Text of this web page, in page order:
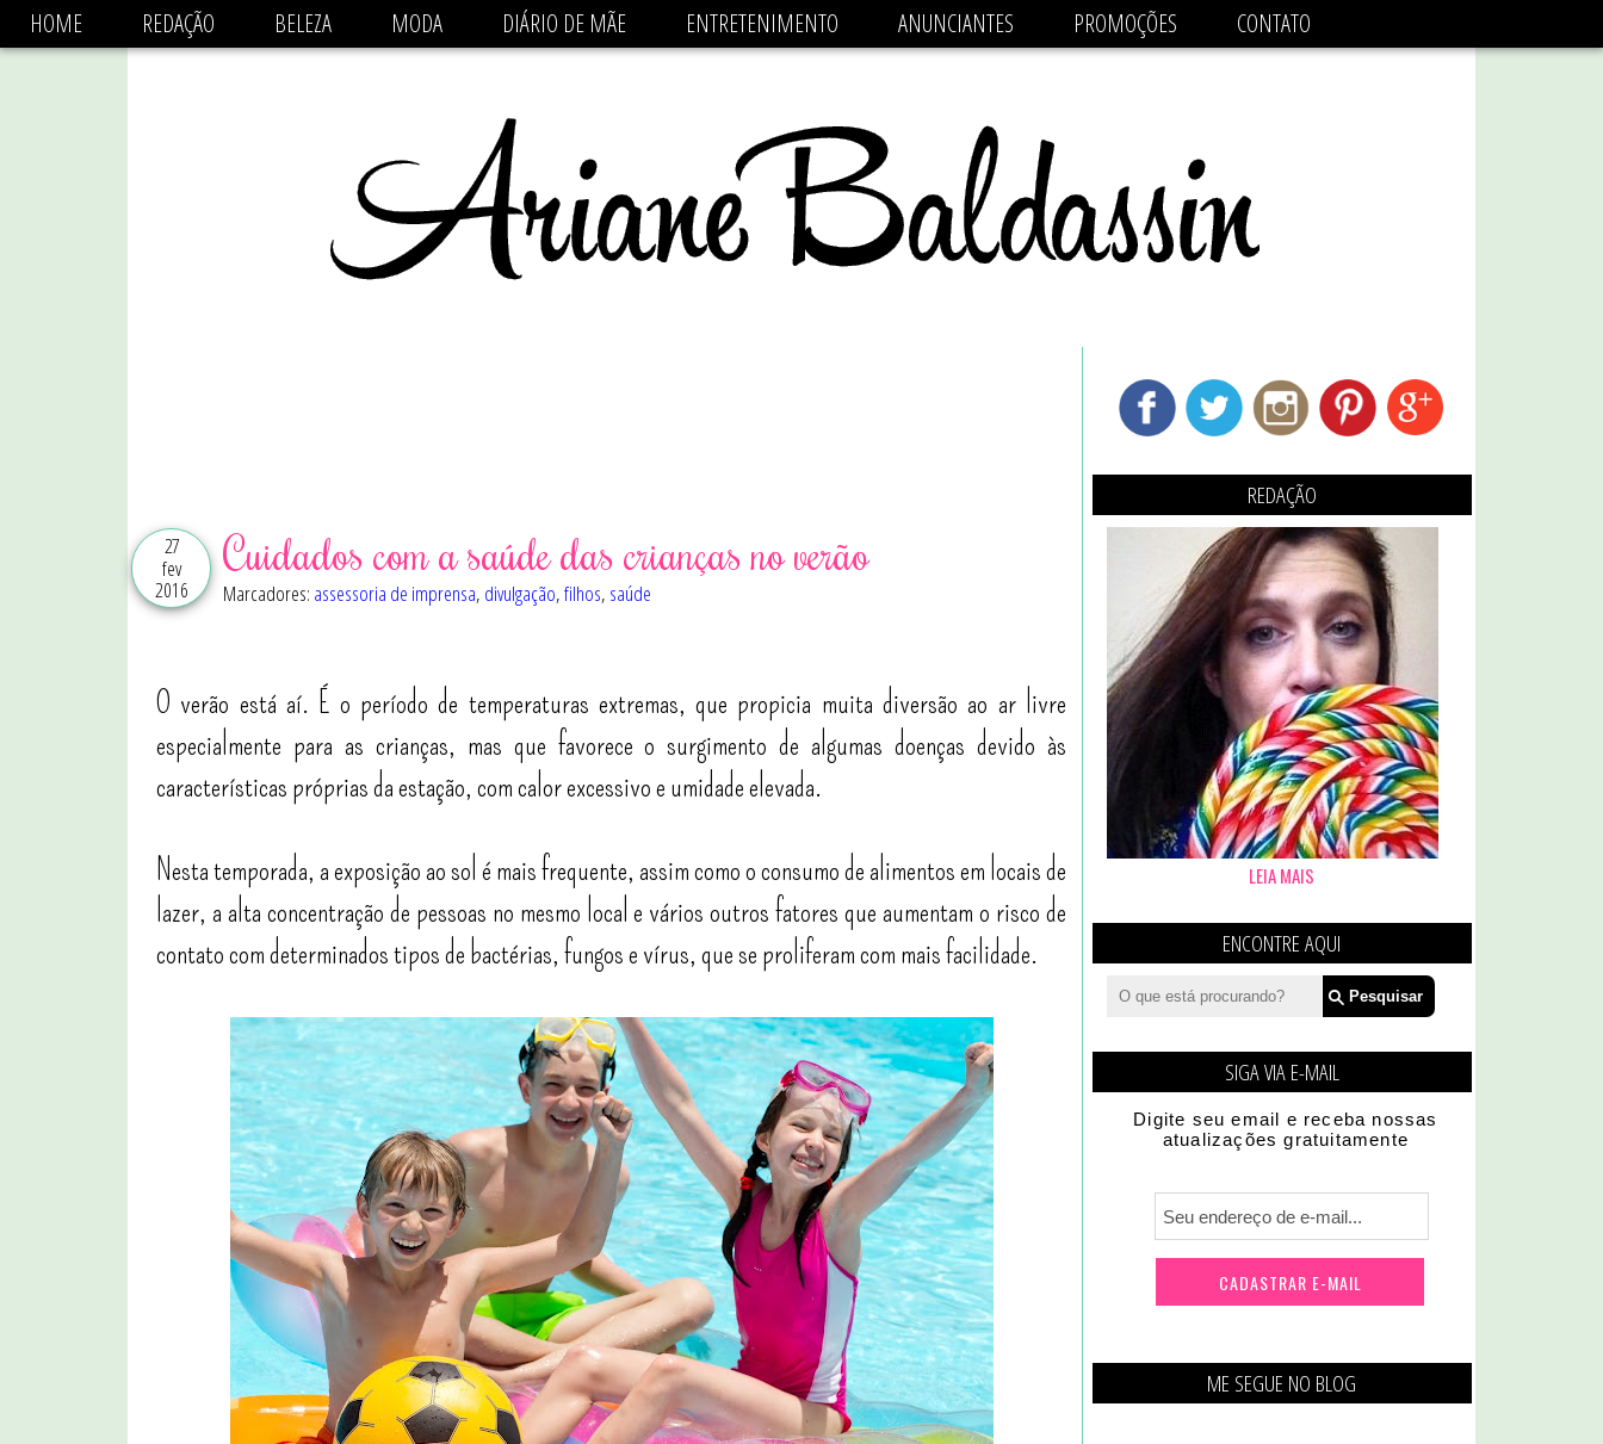
async='async' data-ad-client='ca-pub-1470782825684808' src='https://pagead2.googlesyndication.com/pagead/js/adsbygoogle.js'/>
HOME REDAÇÃO BELEZA MODA DIÁRIO DE MÃE ENTRETENIMENTO ANUNCIANTES PROMOÇÕES CONTATO
27
fev
2016
Cuidados com a saúde das crianças no verão
Marcadores: assessoria de imprensa, divulgação,filhos, saúde
O verão está aí. É o período de temperaturas extremas, que propicia muita diversão ao ar livre
especialmente para as crianças, mas que favorece o surgimento de algumas doenças devido às
características próprias da estação, com calor excessivo e umidade elevada.
Nesta temporada, a exposição ao sol é mais frequente, assim como o consumo de alimentos em locais de
lazer, a alta concentração de pessoas no mesmo local e vários outros fatores que aumentam o risco de
contato com determinados tipos de bactérias, fungos e vírus, que se proliferam com mais facilidade.
REDAÇÃO
LEIA MAIS
ENCONTRE AQUI
SIGA VIA E-MAIL
Digite seu email e receba nossas
atualizações gratuitamente
ME SEGUE NO BLOG